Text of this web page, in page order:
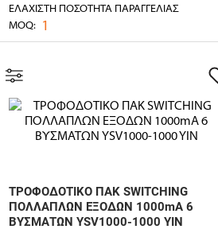
ΕΛΆΧΙΣΤΗ ΠΟΣΌΤΗΤΑ ΠΑΡΑΓΓΕΛΊΑΣ
MOQ: 1
ΤΡΟΦΟΔΟΤΙΚΟ ΠΑΚ SWITCHING
ΠΟΛΛΑΠΛΩΝ ΕΞΟΔΩΝ 1000mA 6
ΒΥΣΜΑΤΩΝ YSV1000-1000 YIN